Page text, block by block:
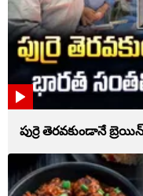
పుర్రె తెరవకుండానే